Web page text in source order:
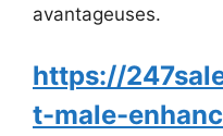
avantageuses.
https://
t-male-